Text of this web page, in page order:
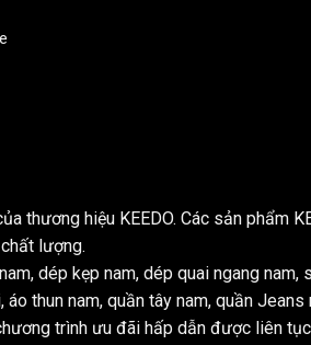
thương hiệu KEEDO. Các sản phẩm
lượng.
dép kẹp nam, dép quai ngang nam,
thun nam, quần tây nam, quần
trình ưu đãi hấp dẫn được liên